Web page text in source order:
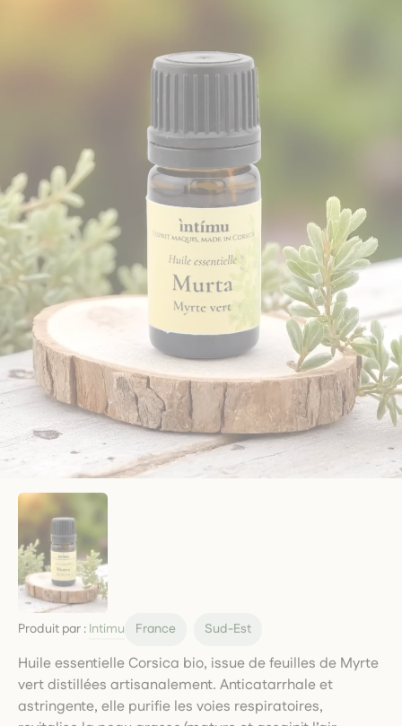
Produit par : Intimu France Sud-Est
Huile essentielle Corsica bio, issue de feuilles de Myrte
vert distillées artisanalement. Anticatarrhale et
astringente, elle purifie les voies respiratoires,